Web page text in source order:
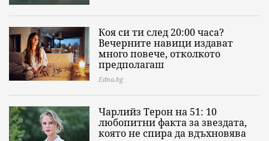
Коя си ти след 20:00 часа?
Вечерните навици издават
много повече, отколкото
предполагаш
Edna.bg
Чарлийз Терон на 51: 10
любопитни факта за звездата,
която не спира да вдъхновява